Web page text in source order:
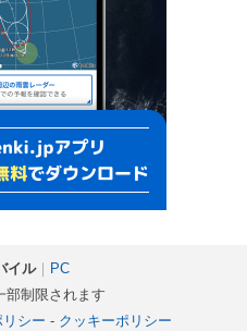
イル｜
PC
制限されます
シー - クッキーポリシー